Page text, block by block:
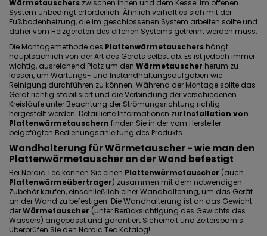
Wärmetauschers zwischen ihnen und dem Kessel im offenen
System unbedingt erforderlich. Ähnlich verhält es sich mit der
Fußbodenheizung, die im geschlossenen System arbeiten sollte und
daher vom Heizgeräten des offenen Systems getrennt werden muss.
Die Montagemethode des Plattenwärmetauschers hängt
hauptsächlich von der Art des Geräts selbst ab. Es ist jedoch immer
wichtig, ausreichend Platz um den Wärmetauscher herum zu
lassen, um Wartungs- und Instandhaltungsaufgaben wie
Reinigung durchführen zu können. Während der Montage sollte das
Gerät richtig stabilisiert und die Verbindung der verschiedenen
Kreisläufe unter Beachtung der Strömungsrichtung richtig
hergestellt werden. Detaillierte Informationen zur Installation von
Plattenwärmetauschern finden Sie in der vom Hersteller
beigefügten Bedienungsanleitung des Produkts.
Wandhalterung für Wärmetauscher - wie man den
Plattenwärmetauscher an der Wand befestigt
Bei Nordic Tec können Sie einen Plattenwärmetauscher (auch
Plattenwärmeübertrager) zusammen mit dem notwendigen
Zubehör kaufen, einschließlich einerWandhalterung, um das Gerät
an der Wand zu befestigen. Die Wandhalterung ist an das Gewicht
derWärmetauscher (unter Berücksichtigung des Gewichts des
Wassers) angepasst und garantiert Sicherheit und Zeitersparnis.
Überprüfen Sie den Nordic Tec Katalog!